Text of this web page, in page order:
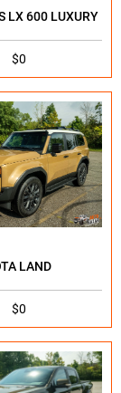
LX 600 LUXURY
$0
LAND
$0